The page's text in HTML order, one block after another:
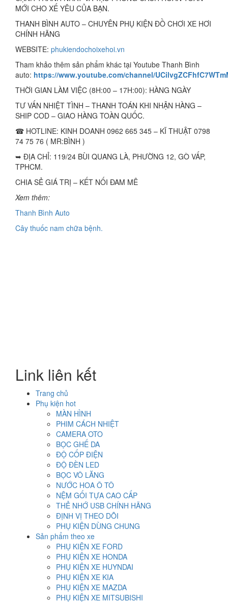
MỚI CHO XẾ YÊU CỦA BẠN.
THANH BÌNH AUTO – CHUYÊN PHỤ KIỆN ĐỒ CHƠI XE HƠI
CHÍNH HÃNG
WEBSITE: phukiendochoixehoi.vn
Tham khảo thêm sản phẩm khác tại Youtube Thanh Bình
auto: https://www.youtube.com/channel/
THỜI GIAN LÀM VIỆC (8H:00 – 17H:00): HÀNG NGÀY
TƯ VẤN NHIỆT TÌNH – THANH TOÁN KHI NHẬN HÀNG –
SHIP COD – GIAO HÀNG TOÀN QUỐC.
☎ HOTLINE: KINH DOANH 0962 665 345 – KĨ THUẬT 0798
74 75 76 ( MR:BÌNH )
➥ ĐỊA CHỈ: 119/24 BÙI QUANG LÀ, PHƯỜNG 12, GÒ VẤP,
TPHCM.
CHIA SẺ GIÁ TRỊ – KẾT NỐI ĐAM MÊ
Xem thêm:
Thanh Bình Auto
Cây thuốc nam chữa bệnh.
Link liên kết
Trang chủ
Phụ kiện hot
MÀN HÌNH
PHIM CÁCH NHIỆT
CAMERA OTO
BỌC GHẾ DA
ĐỘ CỐP ĐIỆN
ĐỘ ĐÈN LED
BỌC VÔ LĂNG
NƯỚC HOA Ô TÔ
NỆM GỐI TỰA CAO CẤP
THẺ NHỚ USB CHÍNH HÃNG
ĐỊNH VỊ THEO DÕI
PHỤ KIỆN DÙNG CHUNG
Sản phẩm theo xe
PHỤ KIỆN XE FORD
PHỤ KIỆN XE HONDA
PHỤ KIỆN XE HUYNDAI
PHỤ KIỆN XE KIA
PHỤ KIỆN XE MAZDA
PHỤ KIỆN XE MITSUBISHI